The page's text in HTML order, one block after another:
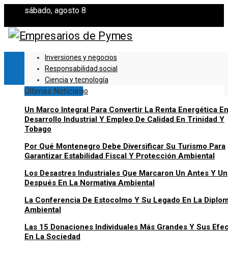
sábado, agosto 8
Inversiones y negocios
Responsabilidad social
Ciencia y tecnología
Cultura y ocio
Últimas Noticias
Un Marco Integral Para Convertir La Renta Energética En
Desarrollo Industrial Y Empleo De Calidad En Trinidad Y
Tobago
Por Qué Montenegro Debe Diversificar Su Turismo Para
Garantizar Estabilidad Fiscal Y Protección Ambiental
Los Desastres Industriales Que Marcaron Un Antes Y Un
Después En La Normativa Ambiental
La Conferencia De Estocolmo Y Su Legado En La
Ambiental
Las 15 Donaciones Individuales Más Grandes Y Sus
En La Sociedad